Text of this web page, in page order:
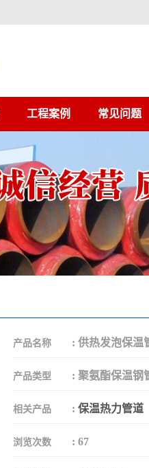
工程案例 常见问题
产品名称 : 供热发泡保温
产品类型 : 聚氨酯保温钢
相关产品 : 保温热力管道
浏览次数 : 67